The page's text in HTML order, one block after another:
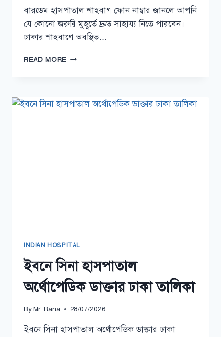
বারডেম হাসপাতাল শাহবাগ ফোন নাম্বার জানলে আপনি
যে কোনো জরুরি মুহূর্তে দ্রুত সাহায্য নিতে পারবেন।
ঢাকার শাহবাগে অবস্থিত…
READ MORE বারডেম
নাম্বার
INDIAN HOSPITAL
ইবনে সিনা হাসপাতাল
অর্থোপেডিক ডাক্তার ঢাকা তালিকা
ByMr. Rana 28/07/2026
ইবনে সিনা হাসপাতাল অর্থোপেডিক ডাক্তার ঢাকা